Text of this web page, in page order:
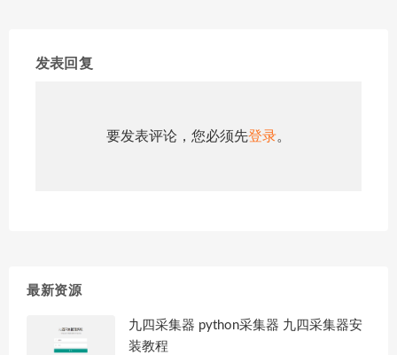
发表回复
要发表评论，您必须先登录。
最新资源
九四采集器 python采集器 九四采集器安
装教程